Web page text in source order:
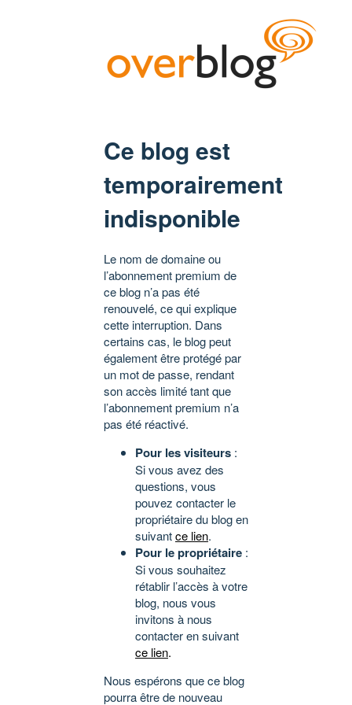
Ce blog est
temporairement
indisponible
Le nom de domaine ou
l’abonnement premium de
ce blog n’a pas été
renouvelé, ce qui explique
cette interruption. Dans
certains cas, le blog peut
également être protégé par
un mot de passe, rendant
son accès limité tant que
l’abonnement premium n’a
pas été réactivé.
Pour les visiteurs :
Si vous avez des
questions, vous
pouvez contacter le
propriétaire du blog en
suivantce lien.
Pour le propriétaire :
Si vous souhaitez
rétablir l’accès à votre
blog, nous vous
invitons à nous
contacter en suivant
ce lien.
Nous espérons que ce blog
pourra être de nouveau